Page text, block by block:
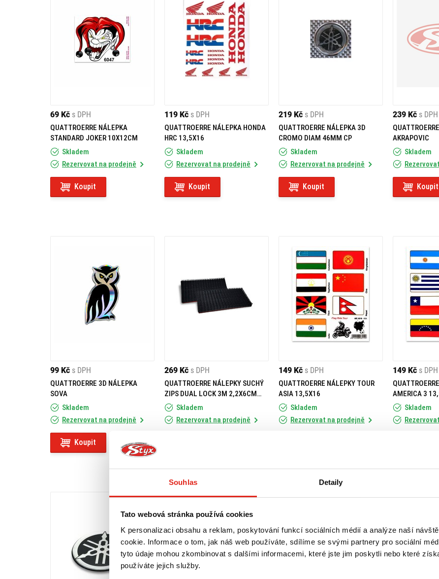
Souhlas Detaily
Tato webová stránka používá cookies
K personalizaci obsahu a reklam, poskytování funkcí sociálních médií a analýze naší
cookie. Informace o tom, jak náš web používáte, sdílíme se svými partnery pro sociální
tyto údaje mohou zkombinovat s dalšími informacemi, které jste jim poskytli nebo které
používáte jejich služby.
69 Kč s DPH
QUATTROERRE NÁLEPKA
STANDARD JOKER 10X12CM
Skladem
Rezervovat na prodejně
Koupit
119 Kč s DPH
QUATTROERRE NÁLEPKA HONDA
HRC 13,5X16
Skladem
Rezervovat na prodejně
Koupit
219 Kč s DPH
QUATTROERRE NÁLEPKA 3D
CROMO DIAM 46MM CP
Skladem
Rezervovat na prodejně
Koupit
239 Kč s DPH
AKRAPOVIC
Skladem
Koupit
99 Kč s DPH
QUATTROERRE 3D NÁLEPKA
SOVA
Skladem
Rezervovat na prodejně
Koupit
269 Kč s DPH
QUATTROERRE NÁLEPKY SUCHÝ
ZIPS DUAL LOCK 3M 2,2X6CM
4KS Skladem
Rezervovat na prodejně
149 Kč s DPH
QUATTROERRE NÁLEPKY TOUR
ASIA 13,5X16
Skladem
Rezervovat na prodejně
149 Kč s DPH
AMERICA 3
Skladem